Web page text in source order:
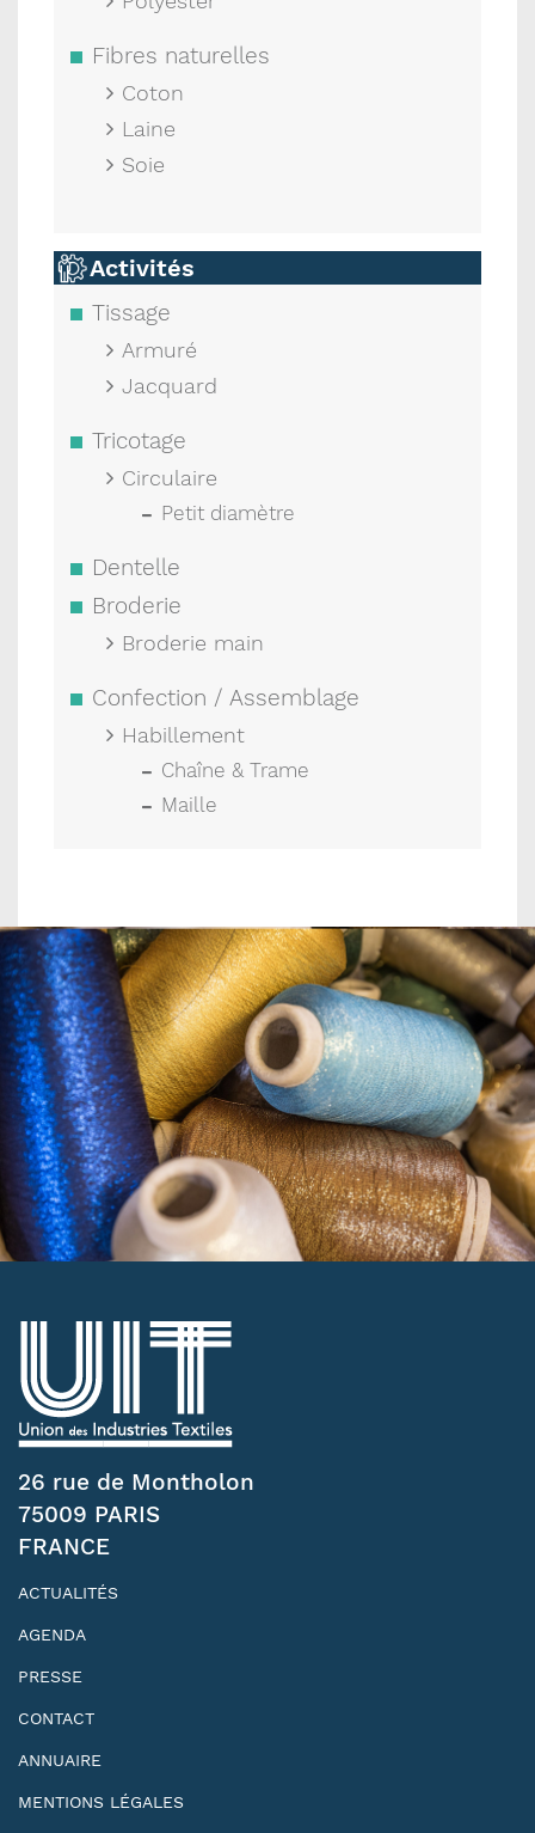
Fibres naturelles
Coton
Laine
Soie
Activités
Tissage
Armuré
Jacquard
Tricotage
Circulaire
Petit diamètre
Dentelle
Broderie
Broderie main
Confection / Assemblage
Habillement
Chaîne & Trame
Maille
26 rue de Montholon
75009 PARIS
FRANCE
ACTUALITÉS
AGENDA
PRESSE
CONTACT
ANNUAIRE
MENTIONS LÉGALES